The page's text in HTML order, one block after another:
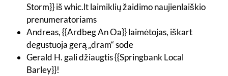
Storm}} iš whic.lt laimiklių žaidimo naujienlaiškio
prenumeratoriams
Andreas, {{Ardbeg An Oa}} laimėtojas, iškart
degustuoja gerą „dram“ sode
Gerald H. gali džiaugtis {{Springbank Local
Barley}}!